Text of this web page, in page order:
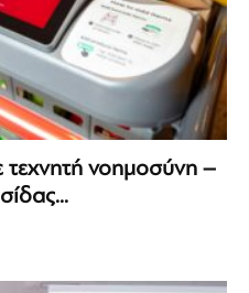
τεχνητή νοημοσύνη –